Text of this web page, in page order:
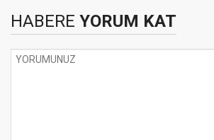
HABERE YORUM KAT